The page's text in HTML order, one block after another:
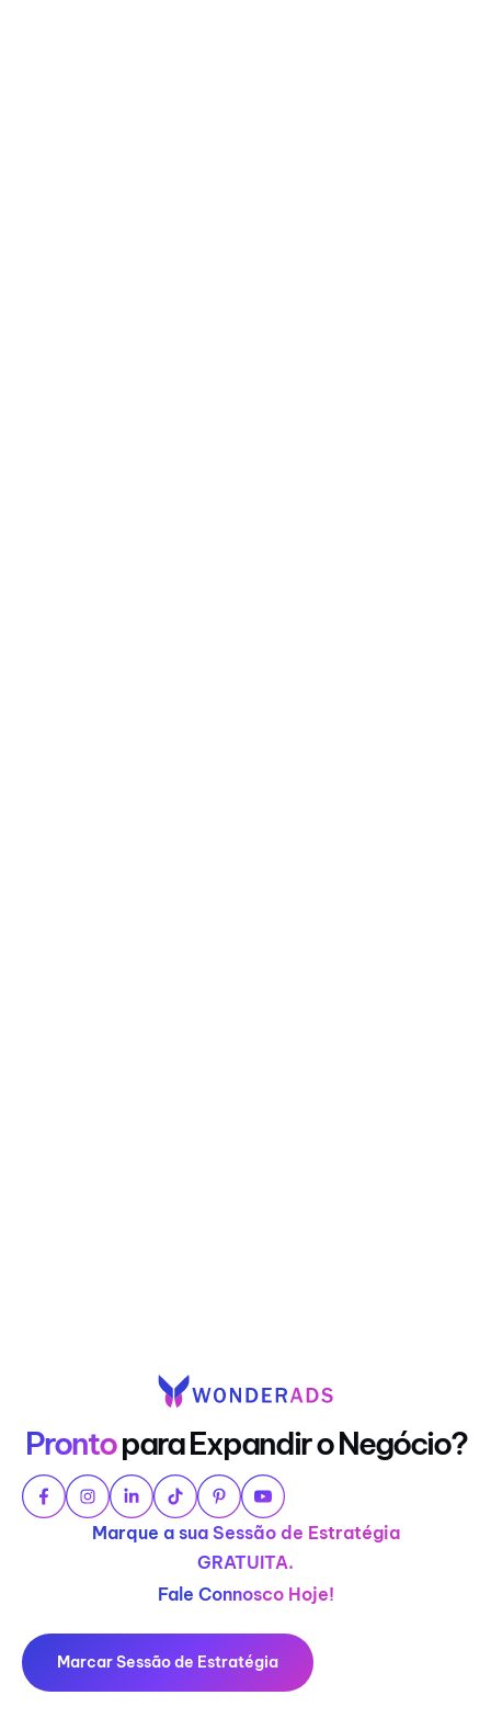
Prontopara Expandir o Negócio?
Marque a sua Sessão de Estratégia
GRATUITA.
Fale Connosco Hoje!
Marcar Sessão de Estratégia